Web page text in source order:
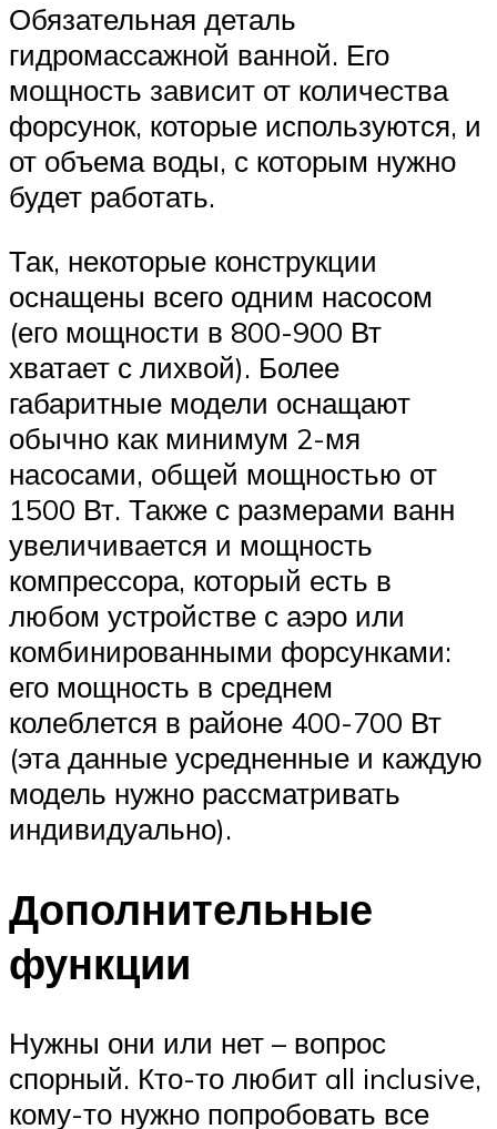
Обязательная деталь
гидромассажной ванной. Его
мощность зависит от количества
форсунок, которые используются, и
от объема воды, с которым нужно
будет работать.
Так, некоторые конструкции
оснащены всего одним насосом
(его мощности в 800-900 Вт
хватает с лихвой). Более
габаритные модели оснащают
обычно как минимум 2-мя
насосами, общей мощностью от
1500 Вт. Также с размерами ванн
увеличивается и мощность
компрессора, который есть в
любом устройстве с аэро или
комбинированными форсунками:
его мощность в среднем
колеблется в районе 400-700 Вт
(эта данные усредненные и каждую
модель нужно рассматривать
индивидуально).
Дополнительные
функции
Нужны они или нет – вопрос
спорный. Кто-то любит all inclusive,
кому-то нужно попробовать все